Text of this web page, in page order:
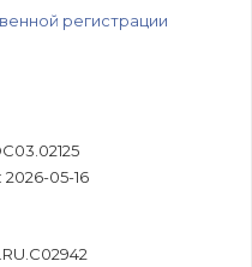
регистрации
2026-05-16